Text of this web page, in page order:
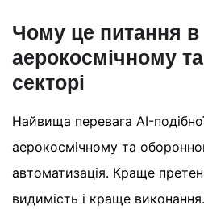
Чому це питання в
аерокосмічному
секторі
Найвища перевага AI-
аерокосмічному та
автоматизація. Краще
видимість і краще